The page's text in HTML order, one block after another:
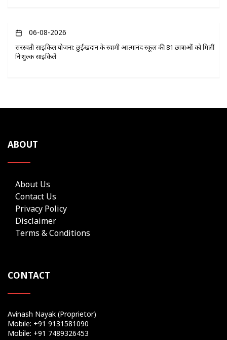
06-08-2026
सरस्वती साइकिल योजना: छुईखदान के स्वामी आत्मानंद स्कूल की 81 छात्राओं को मिलीं
निःशुल्क साइकिलें
ABOUT
About Us
Contact Us
Privacy Policy
Disclaimer
Terms & Conditions
CONTACT
Avinash Nayak (Proprietor)
Mobile: +91 9131581090
Mobile: +91 7489326453